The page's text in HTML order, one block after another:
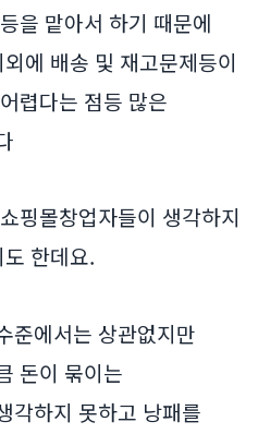
을 맡아서 하기 때문에
에 배송 및 재고문제등이
렵다는 점등 많은
핑몰창업자들이 생각하지
한데요.
준에서는 상관없지만
돈이 묶이는
각하지 못하고 낭패를